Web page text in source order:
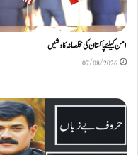
امن کیلئے پاکستان کی مخلصانہ کاوشیں
07/08/2026